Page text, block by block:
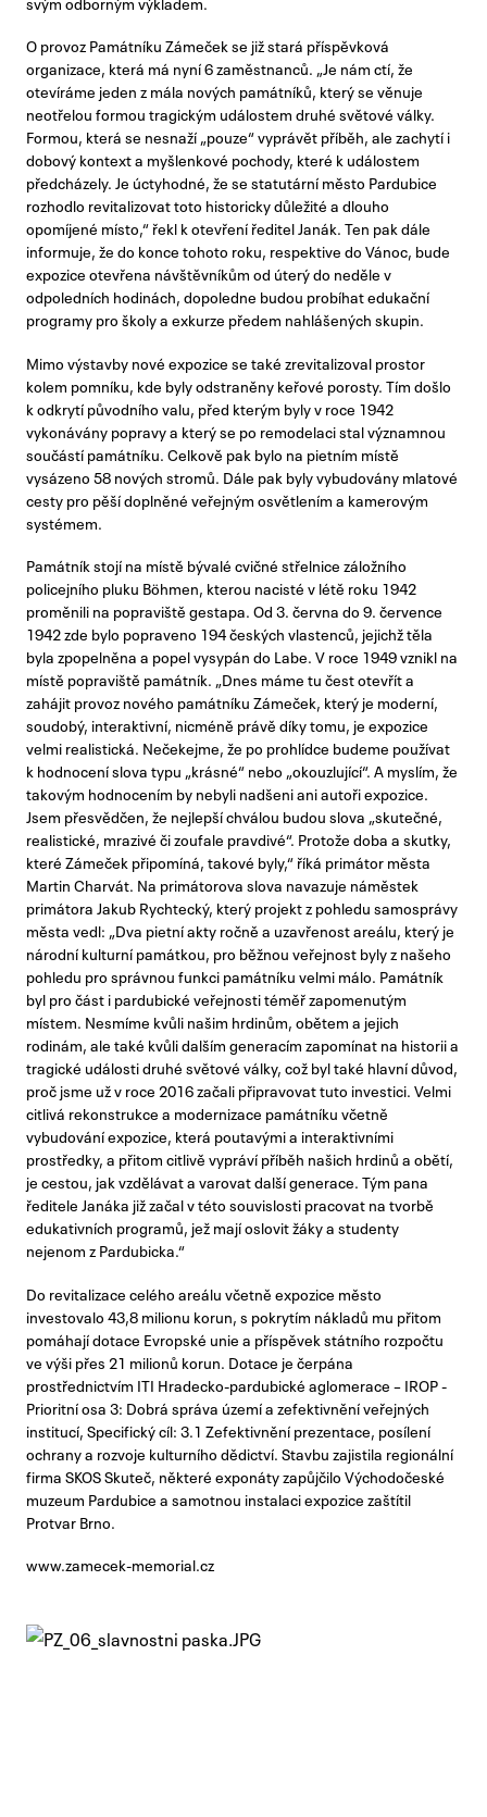
O provoz Památníku Zámeček se již stará příspěvková
organizace, která má nyní 6 zaměstnanců. „Je nám ctí, že
otevíráme jeden z mála nových památníků, který se věnuje
neotřelou formou tragickým událostem druhé světové války.
Formou, která se nesnaží „pouze“ vyprávět příběh, ale zachytí i
dobový kontext a myšlenkové pochody, které k událostem
předcházely. Je úctyhodné, že se statutární město Pardubice
rozhodlo revitalizovat toto historicky důležité a dlouho
opomíjené místo,“ řekl k otevření ředitel Janák. Ten pak dále
informuje, že do konce tohoto roku, respektive do Vánoc, bude
expozice otevřena návštěvníkům od úterý do neděle v
odpoledních hodinách, dopoledne budou probíhat edukační
programy pro školy a exkurze předem nahlášených skupin.
Mimo výstavby nové expozice se také zrevitalizoval prostor
kolem pomníku, kde byly odstraněny keřové porosty. Tím došlo
k odkrytí původního valu, před kterým byly v roce 1942
vykonávány popravy a který se po remodelaci stal významnou
součástí památníku. Celkově pak bylo na pietním místě
vysázeno 58 nových stromů. Dále pak byly vybudovány mlatové
cesty pro pěší doplněné veřejným osvětlením a kamerovým
systémem.
Památník stojí na místě bývalé cvičné střelnice záložního
policejního pluku Böhmen, kterou nacisté v létě roku 1942
proměnili na popraviště gestapa. Od 3. června do 9. července
1942 zde bylo popraveno 194 českých vlastenců, jejichž těla
byla zpopelněna a popel vysypán do Labe. V roce 1949 vznikl na
místě popraviště památník. „Dnes máme tu čest otevřít a
zahájit provoz nového památníku Zámeček, který je moderní,
soudobý, interaktivní, nicméně právě díky tomu, je expozice
velmi realistická. Nečekejme, že po prohlídce budeme používat
k hodnocení slova typu „krásné“ nebo „okouzlující“. A myslím, že
takovým hodnocením by nebyli nadšeni ani autoři expozice.
Jsem přesvědčen, že nejlepší chválou budou slova „skutečné,
realistické, mrazivé či zoufale pravdivé“. Protože doba a skutky,
které Zámeček připomíná, takové byly,“ říká primátor města
Martin Charvát. Na primátorova slova navazuje náměstek
primátora Jakub Rychtecký, který projekt z pohledu samosprávy
města vedl: „Dva pietní akty ročně a uzavřenost areálu, který je
národní kulturní památkou, pro běžnou veřejnost byly z našeho
pohledu pro správnou funkci památníku velmi málo. Památník
byl pro část i pardubické veřejnosti téměř zapomenutým
místem. Nesmíme kvůli našim hrdinům, obětem a jejich
rodinám, ale také kvůli dalším generacím zapomínat na historii a
tragické události druhé světové války, což byl také hlavní důvod,
proč jsme už v roce 2016 začali připravovat tuto investici. Velmi
citlivá rekonstrukce a modernizace památníku včetně
vybudování expozice, která poutavými a interaktivními
prostředky, a přitom citlivě vypráví příběh našich hrdinů a obětí,
je cestou, jak vzdělávat a varovat další generace. Tým pana
ředitele Janáka již začal v této souvislosti pracovat na tvorbě
edukativních programů, jež mají oslovit žáky a studenty
nejenom z Pardubicka.“
Do revitalizace celého areálu včetně expozice město
investovalo 43,8 milionu korun, s pokrytím nákladů mu přitom
pomáhají dotace Evropské unie a příspěvek státního rozpočtu
ve výši přes 21 milionů korun. Dotace je čerpána
prostřednictvím ITI Hradecko-pardubické aglomerace – IROP -
Prioritní osa 3: Dobrá správa území a zefektivnění veřejných
institucí, Specifický cíl: 3.1 Zefektivnění prezentace, posílení
ochrany a rozvoje kulturního dědictví. Stavbu zajistila regionální
firma SKOS Skuteč, některé exponáty zapůjčilo Východočeské
muzeum Pardubice a samotnou instalaci expozice zaštítil
Protvar Brno.
www.zamecek-memorial.cz